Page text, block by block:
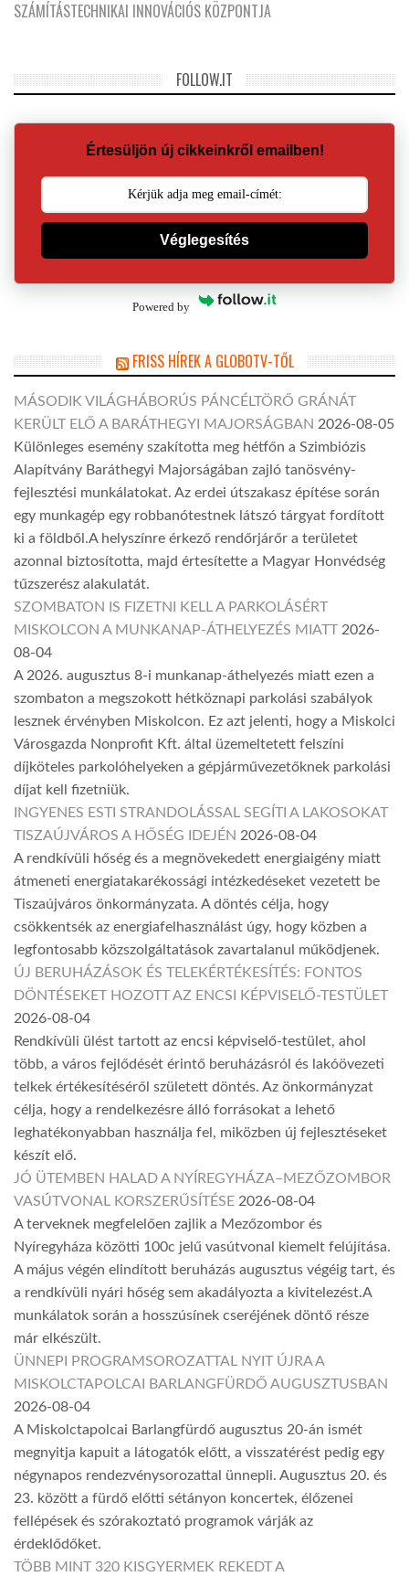
SZÁMÍTÁSTECHNIKAI INNOVÁCIÓS KÖZPONTJA
FOLLOW.IT
Értesüljön új cikkeinkről emailben!
Véglegesítés
Powered by
FRISS HÍREK A GLOBOTV-TŐL
MÁSODIK VILÁGHÁBORÚS PÁNCÉLTÖRŐ GRÁNÁT
KERÜLT ELŐ A BARÁTHEGYI MAJORSÁGBAN 2026-08-05
Különleges esemény szakította meg hétfőn a Szimbiózis
Alapítvány Baráthegyi Majorságában zajló tanösvény-
fejlesztési munkálatokat. Az erdei útszakasz építése során
egy munkagép egy robbanótestnek látszó tárgyat fordított
ki a földből.A helyszínre érkező rendőrjárőr a területet
azonnal biztosította, majd értesítette a Magyar Honvédség
tűzszerész alakulatát.
SZOMBATON IS FIZETNI KELL A PARKOLÁSÉRT
MISKOLCON A MUNKANAP-ÁTHELYEZÉS MIATT 2026-
08-04
A 2026. augusztus 8-i munkanap-áthelyezés miatt ezen a
szombaton a megszokott hétköznapi parkolási szabályok
lesznek érvényben Miskolcon. Ez azt jelenti, hogy a Miskolci
Városgazda Nonprofit Kft. által üzemeltetett felszíni
díjköteles parkolóhelyeken a gépjárművezetőknek parkolási
díjat kell fizetniük.
INGYENES ESTI STRANDOLÁSSAL SEGÍTI A LAKOSOKAT
TISZAÚJVÁROS A HŐSÉG IDEJÉN 2026-08-04
A rendkívüli hőség és a megnövekedett energiaigény miatt
átmeneti energiatakarékossági intézkedéseket vezetett be
Tiszaújváros önkormányzata. A döntés célja, hogy
csökkentsék az energiafelhasználást úgy, hogy közben a
legfontosabb közszolgáltatások zavartalanul működjenek.
ÚJ BERUHÁZÁSOK ÉS TELEKÉRTÉKESÍTÉS: FONTOS
DÖNTÉSEKET HOZOTT AZ ENCSI KÉPVISELŐ-TESTÜLET
2026-08-04
Rendkívüli ülést tartott az encsi képviselő-testület, ahol
több, a város fejlődését érintő beruházásról és lakóövezeti
telkek értékesítéséről született döntés. Az önkormányzat
célja, hogy a rendelkezésre álló forrásokat a lehető
leghatékonyabban használja fel, miközben új fejlesztéseket
készít elő.
JÓ ÜTEMBEN HALAD A NYÍREGYHÁZA–MEZŐZOMBOR
VASÚTVONAL KORSZERŰSÍTÉSE 2026-08-04
A terveknek megfelelően zajlik a Mezőzombor és
Nyíregyháza közötti 100c jelű vasútvonal kiemelt felújítása.
A május végén elindított beruházás augusztus végéig tart, és
a rendkívüli nyári hőség sem akadályozta a kivitelezést.A
munkálatok során a hosszúsínek cseréjének döntő része
már elkészült.
ÜNNEPI PROGRAMSOROZATTAL NYIT ÚJRA A
MISKOLCTAPOLCAI BARLANGFÜRDŐ AUGUSZTUSBAN
2026-08-04
A Miskolctapolcai Barlangfürdő augusztus 20-án ismét
megnyitja kapuit a látogatók előtt, a visszatérést pedig egy
négynapos rendezvénysorozattal ünnepli. Augusztus 20. és
23. között a fürdő előtti sétányon koncertek, élőzenei
fellépések és szórakoztató programok várják az
érdeklődőket.
TÖBB MINT 320 KISGYERMEK REKEDT A